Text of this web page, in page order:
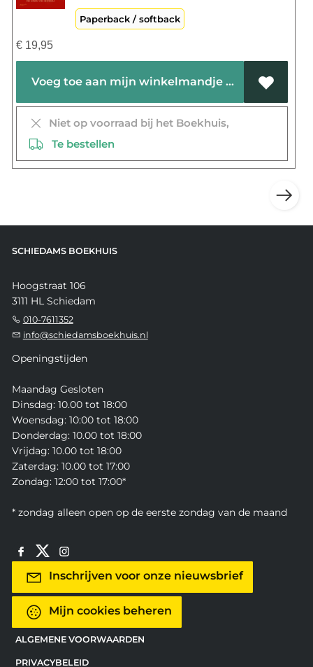
Paperback / softback
€19,95
Voeg toe aan mijn winkelmandje
Niet op voorraad bij het Boekhuis,
Te bestellen
SCHIEDAMS BOEKHUIS
Hoogstraat 106
3111 HL Schiedam
010-7611352
info@schiedamsboekhuis.nl
Openingstijden
Maandag Gesloten
Dinsdag: 10.00 tot 18:00
Woensdag: 10:00 tot 18:00
Donderdag: 10.00 tot 18:00
Vrijdag: 10.00 tot 18:00
Zaterdag: 10.00 tot 17:00
Zondag: 12:00 tot 17:00*
* zondag alleen open op de eerste zondag van de maand
Inschrijven voor onze nieuwsbrief
Mijn cookies beheren
ALGEMENE VOORWAARDEN
PRIVACYBELEID